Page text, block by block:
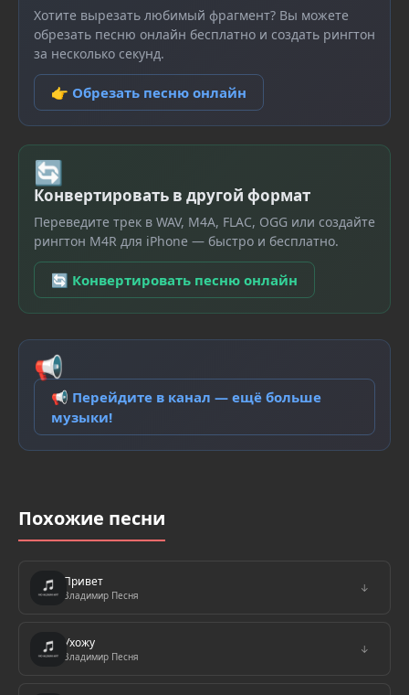
Хотите вырезать любимый фрагмент? Вы можете
обрезать песню онлайн бесплатно и создать рингтон
за несколько секунд.
👉 Обрезать песню онлайн
🔄
Конвертировать в другой формат
Переведите трек в WAV, M4A, FLAC, OGG или создайте
рингтон M4R для iPhone — быстро и бесплатно.
🔄 Конвертировать песню онлайн
📢
📢 Перейдите в канал — ещё больше
музыки!
Похожие песни
Привет
Владимир Песня
↓
Ухожу
Владимир Песня
↓